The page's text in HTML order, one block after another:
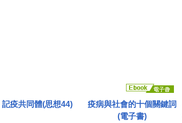
記疫共同體(思想44)
疫病與社會的十個關鍵詞
(電子書)